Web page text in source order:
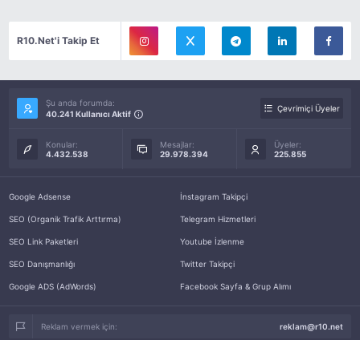
R10.Net'i Takip Et
Şu anda forumda:
40.241 Kullanıcı Aktif
Çevrimiçi Üyeler
Konular:
4.432.538
Mesajlar:
29.978.394
Üyeler:
225.855
Google Adsense
SEO (Organik Trafik Arttırma)
SEO Link Paketleri
SEO Danışmanlığı
Google ADS (AdWords)
İnstagram Takipçi
Telegram Hizmetleri
Youtube İzlenme
Twitter Takipçi
Facebook Sayfa & Grup Alımı
Reklam vermek için: reklam@r10.net